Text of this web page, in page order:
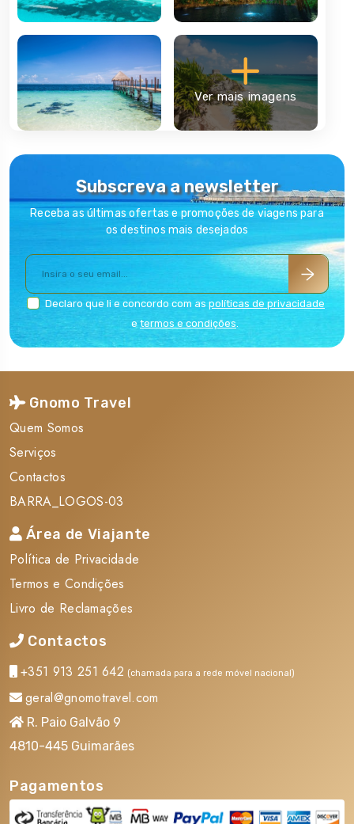
Regresso, Cancún - Aeroporto de
destino.
Ver mais imagens
Subscreva a newsletter
Receba as últimas ofertas e promoções de viagens para
os destinos mais desejados
Declaro que li e concordo com as políticas de privacidade
e termos e condições.
Gnomo Travel
Quem Somos
Serviços
Contactos
BARRA_LOGOS-03
Área de Viajante
Política de Privacidade
Termos e Condições
Livro de Reclamações
Contactos
+351 913 251 642 (chamada para a rede móvel nacional)
geral@gnomotravel.com
R. Paio Galvão 9
4810-445 Guimarães
Pagamentos